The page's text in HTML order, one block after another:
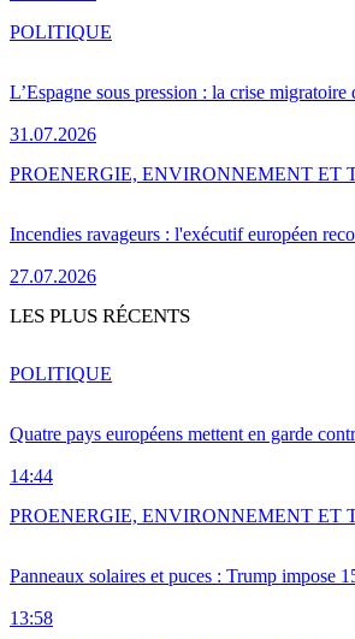
L’Espagne sous pression : la crise migratoire
31.07.2026
POLITIQUE
Incendies ravageurs : l'exécutif européen
27.07.2026
PROENERGIE, ENVIRONNEMENT ET
LES PLUS RÉCENTS
Quatre pays européens mettent en garde
14:44
POLITIQUE
Panneaux solaires et puces : Trump impose
13:58
PROENERGIE, ENVIRONNEMENT ET